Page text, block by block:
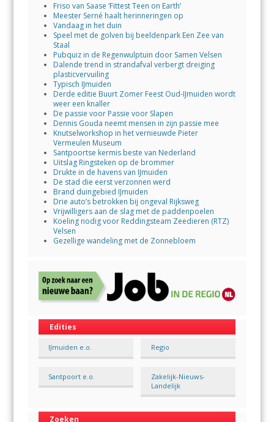
Friso van Saase ‘Fittest Teen on Earth’
Meester Serné haalt herinneringen op
Vandaag in het duin
Speel met de golven bij beeldenpark Een Zee van
Staal
Pubquiz in de Regenwulptuin door Samen Velsen
Dalende trend in strandafval verbergt dreiging
plasticvervuiling
Typisch IJmuiden
Derde editie Buurt Zomer Feest Oud-IJmuiden wordt
weer een knaller
De passie voor Passie voor Slapen
Dennis Gouda neemt mensen in zijn passie mee
Knutselworkshop in het vernieuwde Pieter
Vermeulen Museum
Santpoortse kermis beste van Nederland
Uitslag Ringsteken op de brommer
Drukte in de havens van IJmuiden
De stad die eerst verzonnen werd
Brand duingebied IJmuiden
Drie auto’s betrokken bij ongeval Rijksweg
Vrijwilligers aan de slag met de paddenpoelen
Koeling nodig voor Reddingsteam Zeedieren (RTZ)
Velsen
Gezellige wandeling met de Zonnebloem
Edities
IJmuiden e.o. Regio
Santpoort e.o.
Zakelijk-Nieuws-
Landelijk
Zoeken